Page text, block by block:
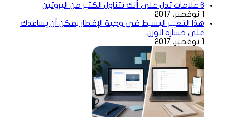
6 علامات تدل على أنك تتناول الكثير من البروتين
1 نوفمبر، 2017
هذا التغيير البسيط في وجبة الإفطار يمكن أن يساعدك
على خسارة الوزن.
1 نوفمبر، 2017